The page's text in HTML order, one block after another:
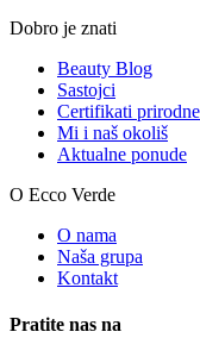
Dobro je znati
Beauty Blog
Sastojci
Certifikati
Mi i naš okoliš
Aktualne ponude
O Ecco Verde
O nama
Naša grupa
Kontakt
Pratite nas na